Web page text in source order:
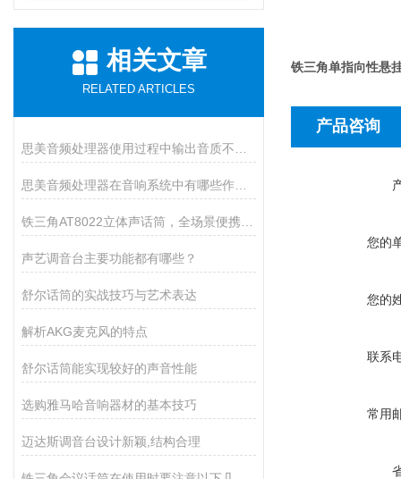
相关文章
RELATED ARTICLES
声艺调音台主要功能都有哪些？
舒尔话筒的实战技巧与艺术表达
解析AKG麦克风的特点
舒尔话筒能实现较好的声音性能
选购雅马哈音响器材的基本技巧
迈达斯调音台设计新颖,结构合理
铁三角单指向性悬
产品咨询
您的
您的
联系
常用